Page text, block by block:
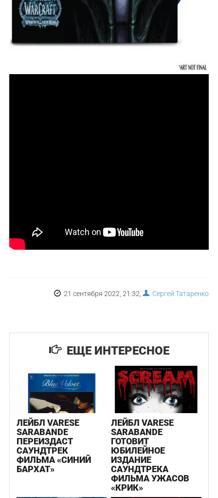
21 сентября 2022, 21:32, Сергей Татаренко
ЕЩЕ ИНТЕРЕСНОЕ
ЛЕЙБЛ VARESE
SARABANDE
ПЕРЕИЗДАСТ
САУНДТРЕК
ФИЛЬМА «СИНИЙ
БАРХАТ»
ЛЕЙБЛ VARESE
SARABANDE
ГОТОВИТ
ЮБИЛЕЙНОЕ
ИЗДАНИЕ
САУНДТРЕКА
ФИЛЬМА УЖАСОВ
«КРИК»